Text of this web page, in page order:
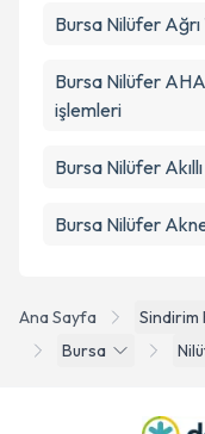
Ana Sayfa
Sindirim
Bursa
Bursa Nilüfer
Bursa Nilüfer
işlemleri
Bursa Nilüfer
Bursa Nilüfer